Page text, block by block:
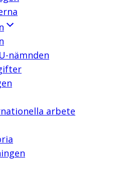
nämnden
arbete